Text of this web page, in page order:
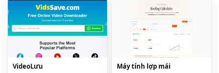
VideoLưu Máy tính lợp mái